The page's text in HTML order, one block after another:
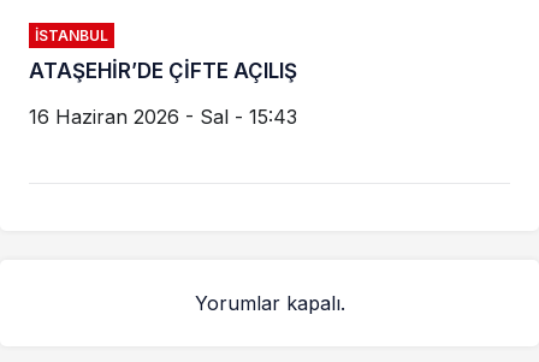
İSTANBUL
ATAŞEHİR’DE ÇİFTE AÇILIŞ
16 Haziran 2026 - Sal - 15:43
Yorumlar kapalı.